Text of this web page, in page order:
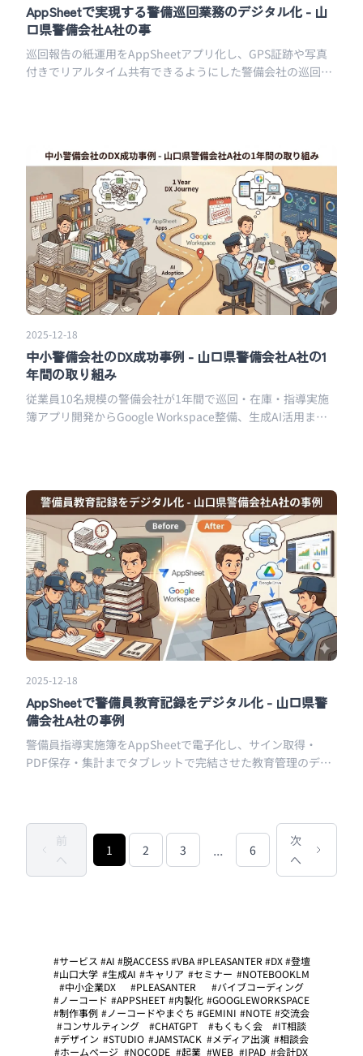
AppSheetで実現する警備巡回業務のデジタル化 - 山
口県警備会社A社の事
巡回報告の紙運用をAppSheetアプリ化し、GPS証跡や写真
付きでリアルタイム共有できるようにした警備会社の巡回業
2025-12-18
中小警備会社のDX成功事例 - 山口県警備会社A社の1
年間の取り組み
従業員10名規模の警備会社が1年間で巡回・在庫・指導実施
簿アプリ開発からGoogle Workspace整備、生成AI活用まで
2025-12-18
AppSheetで警備員教育記録をデジタル化 - 山口県警
備会社A社の事例
警備員指導実施簿をAppSheetで電子化し、サイン取得・
PDF保存・集計までタブレットで完結させた教育管理のデジ
前
へ
1 2 3 ... 6
次
へ
#サービス #AI #脱ACCESS #VBA #PLEASANTER #DX #登壇
#山口大学 #生成AI #キャリア #セミナー #NOTEBOOKLM
#中小企業DX
#PLEASANTER
#バイブコーディング
#ノーコード #APPSHEET #内製化 #GOOGLEWORKSPACE
#制作事例 #ノーコードやまぐち #GEMINI #NOTE #交流会
#コンサルティング
#CHATGPT #もくもく会
#IT相談
#デザイン #STUDIO #JAMSTACK #メディア出演 #相談会
#ホームページ #NOCODE #起業 #WEB #IPAD #会計DX